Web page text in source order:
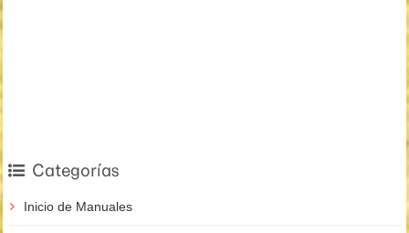
Categorías
Inicio de Manuales